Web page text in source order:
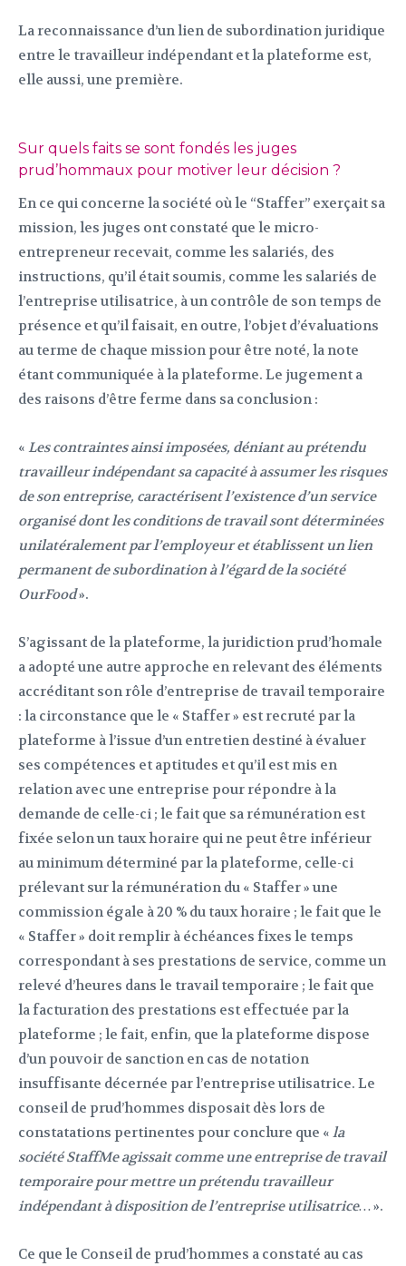
La reconnaissance d’un lien de subordination juridique
entre le travailleur indépendant et la plateforme est,
elle aussi, une première.
Sur quels faits se sont fondés les juges
prud’hommaux pour motiver leur décision ?
En ce qui concerne la société où le “Staffer” exerçait sa
mission, les juges ont constaté que le micro-
entrepreneur recevait, comme les salariés, des
instructions, qu’il était soumis, comme les salariés de
l’entreprise utilisatrice, à un contrôle de son temps de
présence et qu’il faisait, en outre, l’objet d’évaluations
au terme de chaque mission pour être noté, la note
étant communiquée à la plateforme. Le jugement a
des raisons d’être ferme dans sa conclusion :
« Les contraintes ainsi imposées, déniant au prétendu
travailleur indépendant sa capacité à assumer les risques
de son entreprise, caractérisent l’existence d’un service
organisé dont les conditions de travail sont déterminées
unilatéralement par l’employeur et établissent un lien
permanent de subordination à l’égard de la société
OurFood».
S’agissant de la plateforme, la juridiction prud’homale
a adopté une autre approche en relevant des éléments
accréditant son rôle d’entreprise de travail temporaire
: la circonstance que le « Staffer » est recruté par la
plateforme à l’issue d’un entretien destiné à évaluer
ses compétences et aptitudes et qu’il est mis en
relation avec une entreprise pour répondre à la
demande de celle-ci ; le fait que sa rémunération est
fixée selon un taux horaire qui ne peut être inférieur
au minimum déterminé par la plateforme, celle-ci
prélevant sur la rémunération du « Staffer » une
commission égale à 20 % du taux horaire ; le fait que le
« Staffer » doit remplir à échéances fixes le temps
correspondant à ses prestations de service, comme un
relevé d’heures dans le travail temporaire ; le fait que
la facturation des prestations est effectuée par la
plateforme ; le fait, enfin, que la plateforme dispose
d’un pouvoir de sanction en cas de notation
insuffisante décernée par l’entreprise utilisatrice. Le
conseil de prud’hommes disposait dès lors de
constatations pertinentes pour conclure que « la
société StaffMe agissait comme une entreprise de travail
temporaire pour mettre un prétendu travailleur
indépendant à disposition de l’entreprise utilisatrice…».
Ce que le Conseil de prud’hommes a constaté au cas